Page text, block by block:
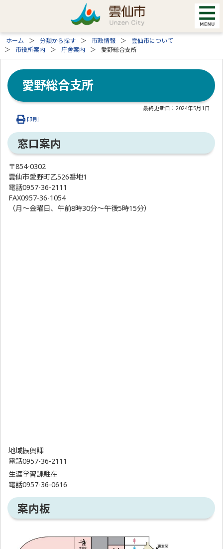
ホーム 分類から探す 市政情報
雲仙市について
市役所案内
庁舎案内 愛野総合支所
愛野総合支所
最終更新日：2024年5月1日
印刷
窓口案内
〒854-0302
雲仙市愛野町乙526番地1
電話0957-36-2111
FAX0957-36-1054
（月～金曜日、午前8時30分～午後5時15分）
地域振興課
電話0957-36-2111
生涯学習課駐在
電話0957-36-0616
案内板